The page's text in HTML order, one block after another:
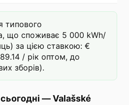
типового
що споживає 5 000 kWh/
за цією ставкою: €
/ рік оптом, до
зборів).
—Valašské